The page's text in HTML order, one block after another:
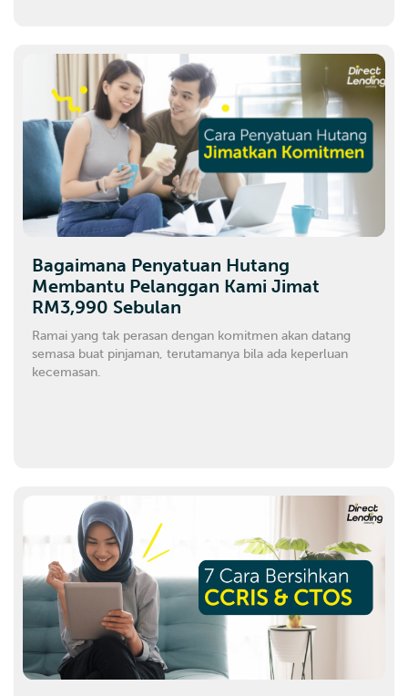
Bagaimana Penyatuan Hutang
Membantu Pelanggan Kami Jimat
RM3,990 Sebulan
Ramai yang tak perasan dengan komitmen akan datang
semasa buat pinjaman, terutamanya bila ada keperluan
kecemasan.